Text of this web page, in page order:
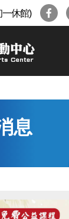
一休館)
息